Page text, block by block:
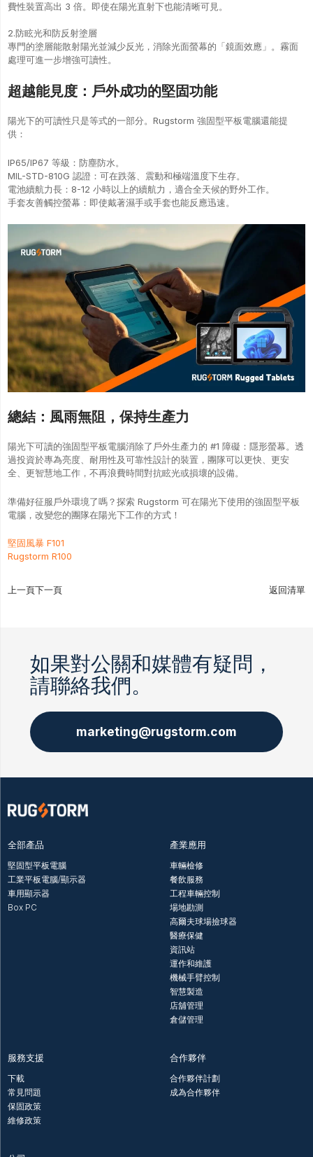
費性裝置高出 3 倍。即使在陽光直射下也能清晰可見。
2.防眩光和防反射塗層
專門的塗層能散射陽光並減少反光，消除光面螢幕的「鏡面效應」。霧面
處理可進一步增強可讀性。
超越能見度：戶外成功的堅固功能
陽光下的可讀性只是等式的一部分。Rugstorm 強固型平板電腦還能提
供：
IP65/IP67 等級：防塵防水。
MIL-STD-810G 認證：可在跌落、震動和極端溫度下生存。
電池續航力長：8-12 小時以上的續航力，適合全天候的野外工作。
手套友善觸控螢幕：即使戴著濕手或手套也能反應迅速。
總結：風雨無阻，保持生產力
陽光下可讀的強固型平板電腦消除了戶外生產力的 #1 障礙：隱形螢幕。透
過投資於專為亮度、耐用性及可靠性設計的裝置，團隊可以更快、更安
全、更智慧地工作，不再浪費時間對抗眩光或損壞的設備。
準備好征服戶外環境了嗎？探索 Rugstorm 可在陽光下使用的強固型平板
電腦，改變您的團隊在陽光下工作的方式！
堅固風暴 F101
Rugstorm R100
上一頁下一頁 返回清單
如果對公關和媒體有疑問，
請聯絡我們。
marketing@rugstorm.com
全部產品
堅固型平板電腦
工業平板電腦/顯示器
車用顯示器
Box PC
產業應用
車輛檢修
餐飲服務
工程車輛控制
場地勘測
高爾夫球場撿球器
醫療保健
資訊站
運作和維護
機械手臂控制
智慧製造
店舖管理
倉儲管理
服務支援
下載
常見問題
保固政策
維修政策
合作夥伴
合作夥伴計劃
成為合作夥伴